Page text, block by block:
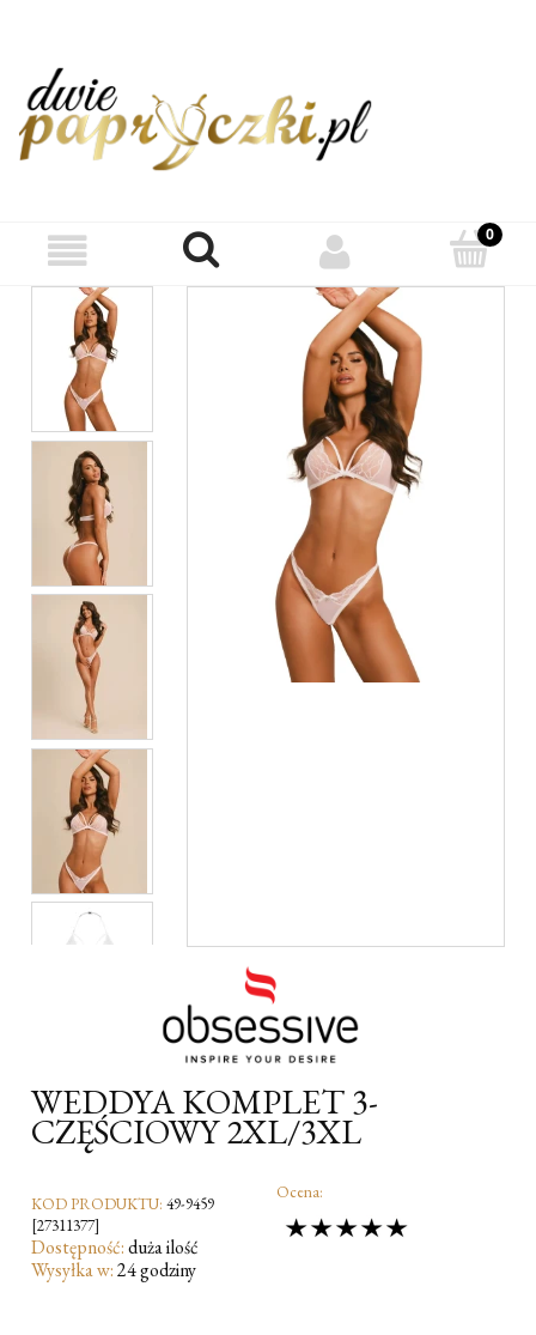
WEDDYA KOMPLET 3-
CZĘŚCIOWY 2XL/3XL
KOD PRODUKTU: 49-9459
[27311377]
Dostępność:duża ilość
Wysyłka w:24 godziny
Ocena: